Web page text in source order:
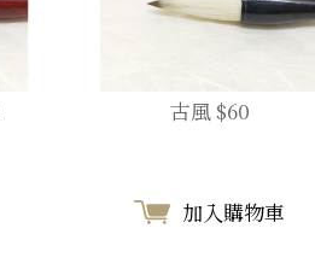
古風 $60
加入購物車